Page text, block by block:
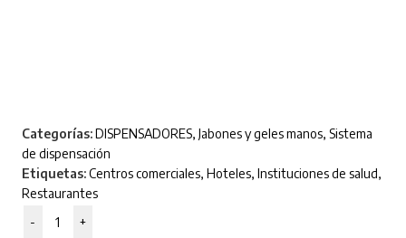
Categorías:DISPENSADORES, Jabones y geles manos, Sistema
de dispensación
Etiquetas:Centros comerciales, Hoteles, Instituciones de salud,
Restaurantes
-
+